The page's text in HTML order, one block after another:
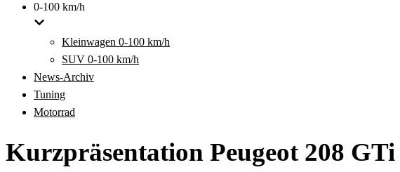
0-100 km/h
Kleinwagen 0-100 km/h
SUV 0-100 km/h
News-Archiv
Tuning
Motorrad
Kurzpräsentation Peugeot 208